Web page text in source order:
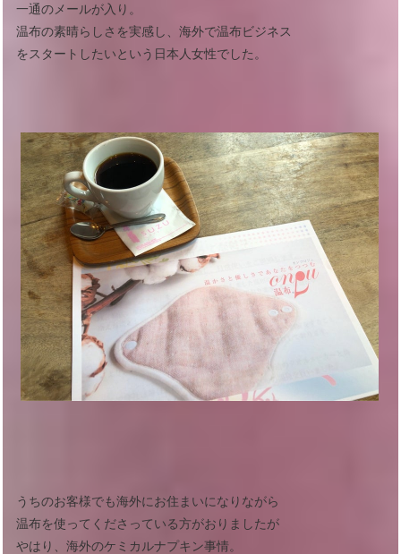
一通のメールが入り。
温布の素晴らしさを実感し、海外で温布ビジネス
をスタートしたいという日本人女性でした。
うちのお客様でも海外にお住まいになりながら
温布を使ってくださっている方がおりましたが
やはり、海外のケミカルナプキン事情。